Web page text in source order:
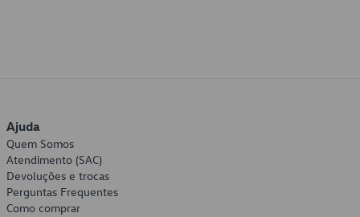
Ajuda
Quem Somos
Atendimento (SAC)
Devoluções e trocas
Perguntas Frequentes
Como comprar